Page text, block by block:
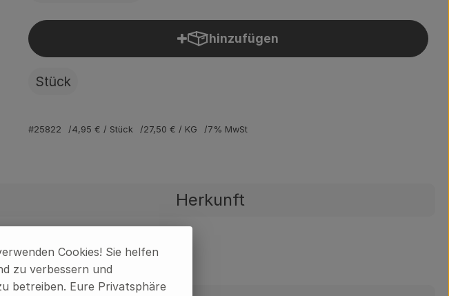
hinzufügen
Produkt zum Warenkorb hinzufügen
Stück
#25822 4,95 € / Stück 27,50 € / KG 7% MwSt
Herkunft
Cookies! Sie helfen
zu verbessern und
betreiben. Eure Privatsphäre